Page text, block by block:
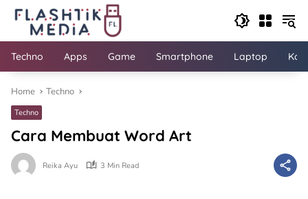
Skip
content
Techno Apps Game Smartphone Laptop
Home Techno
Techno
Cara Membuat Word Art
Reika Ayu 3 Min Read